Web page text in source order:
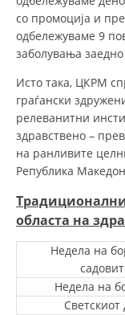
со промоција и
одбележуваме 9
заболувања
Исто така, ЦКРМ
граѓански
релеванитни
здравствено –
на ранливите
Република
областа на
Недела на
Недела на
Светскиот